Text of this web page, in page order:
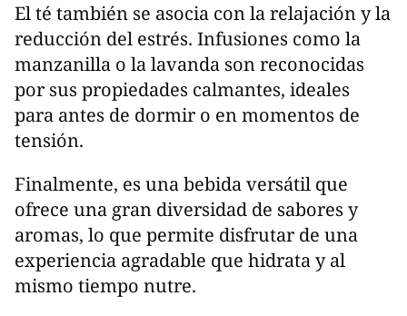
El té también se asocia con la relajación y la
reducción del estrés. Infusiones como la
manzanilla o la lavanda son reconocidas
por sus propiedades calmantes, ideales
para antes de dormir o en momentos de
tensión.
Finalmente, es una bebida versátil que
ofrece una gran diversidad de sabores y
aromas, lo que permite disfrutar de una
experiencia agradable que hidrata y al
mismo tiempo nutre.